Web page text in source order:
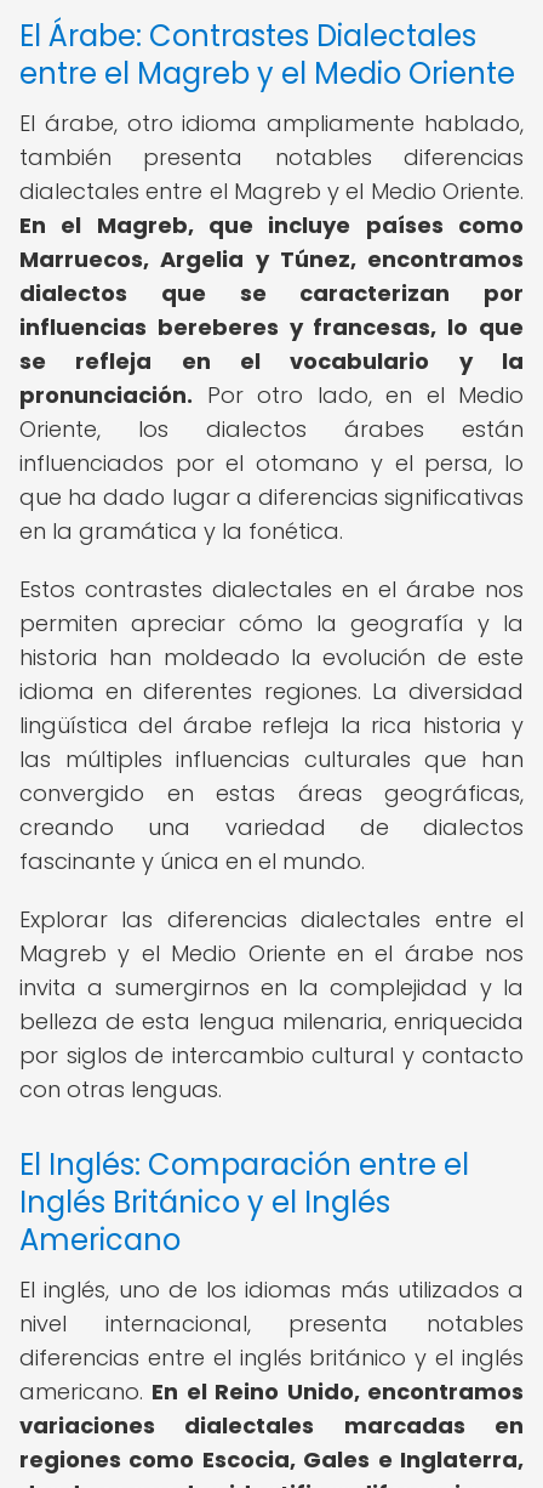
El Árabe: Contrastes Dialectales
entre el Magreb y el Medio Oriente
El árabe, otro idioma ampliamente hablado,
también presenta notables diferencias
dialectales entre el Magreb y el Medio Oriente.
En el Magreb, que incluye países como
Marruecos, Argelia y Túnez, encontramos
dialectos que se caracterizan por
influencias bereberes y francesas, lo que
se refleja en el vocabulario y la
pronunciación. Por otro lado, en el Medio
Oriente, los dialectos árabes están
influenciados por el otomano y el persa, lo
que ha dado lugar a diferencias significativas
en la gramática y la fonética.
Estos contrastes dialectales en el árabe nos
permiten apreciar cómo la geografía y la
historia han moldeado la evolución de este
idioma en diferentes regiones. La diversidad
lingüística del árabe refleja la rica historia y
las múltiples influencias culturales que han
convergido en estas áreas geográficas,
creando una variedad de dialectos
fascinante y única en el mundo.
Explorar las diferencias dialectales entre el
Magreb y el Medio Oriente en el árabe nos
invita a sumergirnos en la complejidad y la
belleza de esta lengua milenaria, enriquecida
por siglos de intercambio cultural y contacto
con otras lenguas.
El Inglés: Comparación entre el
Inglés Británico y el Inglés
Americano
El inglés, uno de los idiomas más utilizados a
nivel internacional, presenta notables
diferencias entre el inglés británico y el inglés
americano. En el Reino Unido, encontramos
variaciones dialectales marcadas en
regiones como Escocia, Gales e Inglaterra,